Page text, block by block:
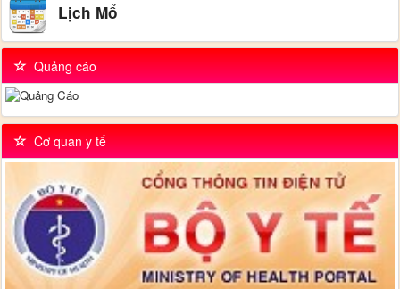
Lịch Mổ
Quảng cáo
Cơ quan y tế